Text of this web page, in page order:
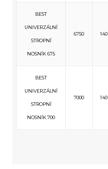
BEST
UNIVERZÁLNÍ
STROPNÍ
NOSNÍK 675
6750 140
BEST
UNIVERZÁLNÍ
STROPNÍ
NOSNÍK 700
7000 140